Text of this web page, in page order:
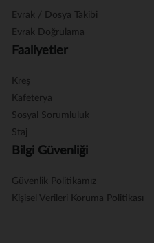
Evrak / Dosya Takibi
Evrak Doğrulama
Faaliyetler
Kreş
Kafeterya
Sosyal Sorumluluk
Staj
Bilgi Güvenliği
Güvenlik Politikamız
Kişisel Verileri Koruma Politikası